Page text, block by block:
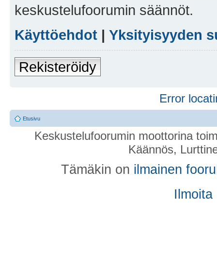
keskustelufoorumin säännöt.
Käyttöehdot | Yksityisyyden
Rekisteröidy
Error
Etusivu
Keskustelufoorumin moottorina
Käännös,
Tämäkin on ilmainen